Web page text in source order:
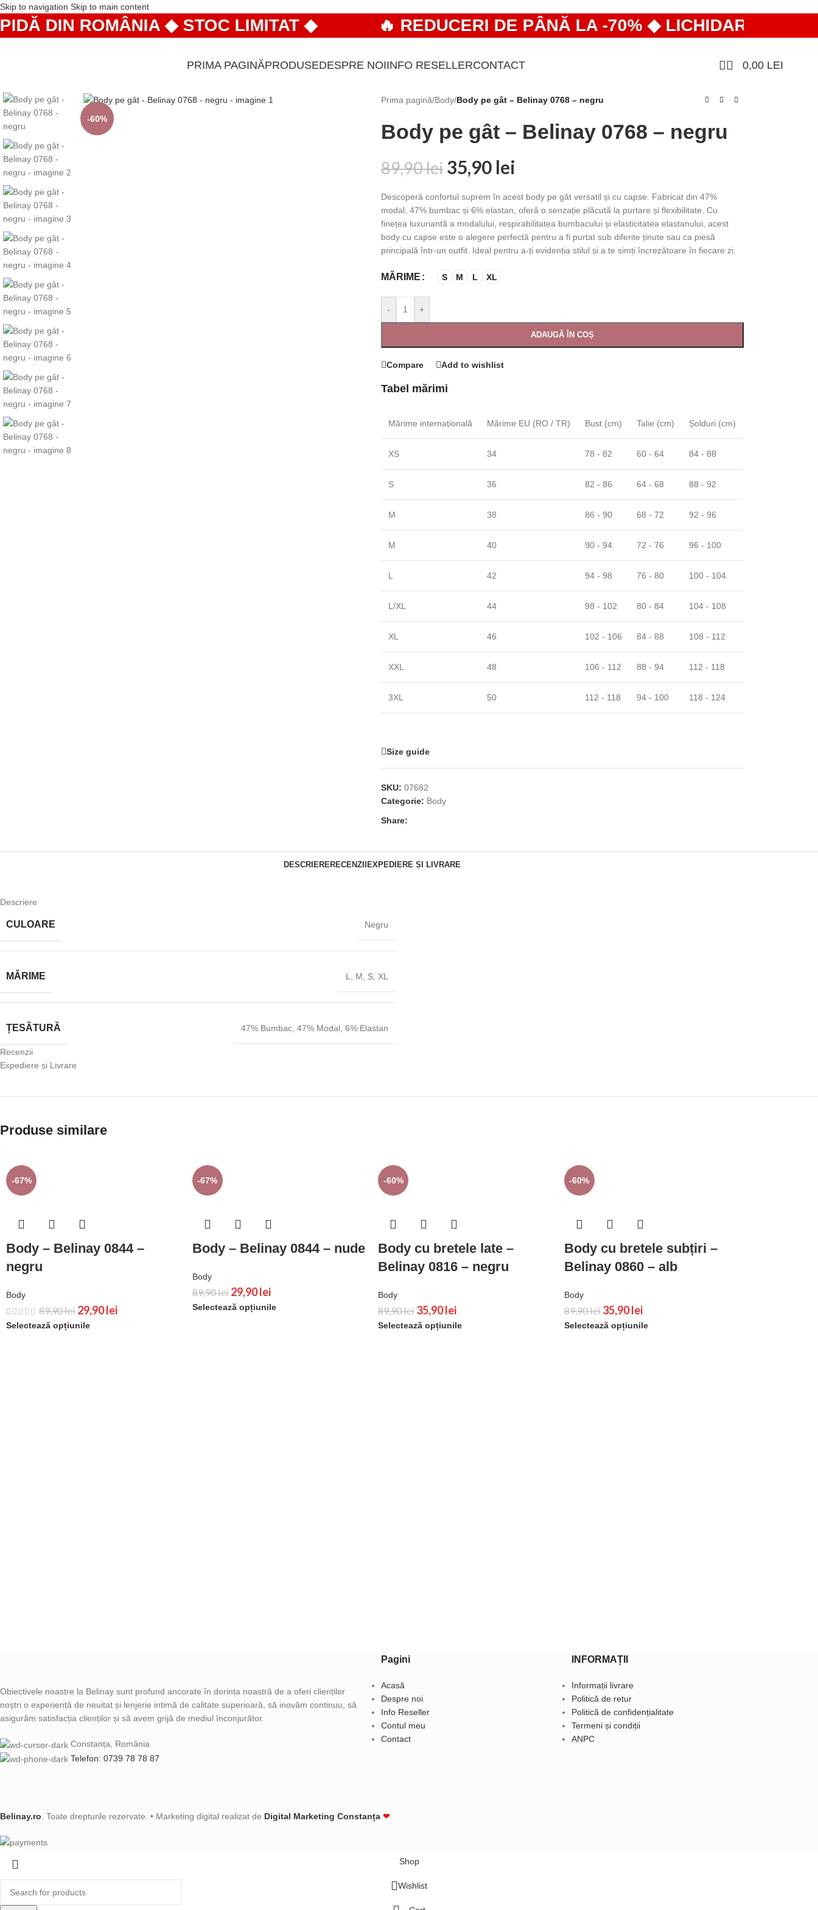
Skip to navigation Skip to main content
DIN ROMÂNIA ◆ STOC LIMITAT ◆ 🔥 REDUCERI DE PÂNĂ LA -70% ◆ LICHIDARE DE
PRIMA PAGINĂPRODUSEDESPRE NOIINFO RESELLERCONTACT 0,00 LEI
-60%
Prima pagină/Body/Body pe gât – Belinay 0768 – negru
Body pe gât – Belinay 0768 – negru
89,90lei 35,90 lei
Descoperă confortul suprem în acest body pe gât versatil și cu capse. Fabricat din 47%
modal, 47% bumbac și 6% elastan, oferă o senzație plăcută la purtare și flexibilitate. Cu
finețea luxuriantă a modalului, respirabilitatea bumbacului și elasticitatea elastanului, acest
body cu capse este o alegere perfectă pentru a fi purtat sub diferite ținute sau ca piesă
principală într-un outfit. Ideal pentru a-ți evidenția stilul și a te simți încrezătoare în fiecare zi.
MĂRIME S M L XL
- +
ADAUGĂ ÎN COȘ
Compare Add to wishlist
Tabel mărimi
Mărime internațională Mărime EU (RO / TR) Bust (cm) Talie (cm) Șolduri (cm)
XS 34 78 - 82 60 - 64 84 - 88
S 36 82 - 86 64 - 68 88 - 92
M 38 86 - 90 68 - 72 92 - 96
M 40 90 - 94 72 - 76 96 - 100
L 42 94 - 98 76 - 80 100 - 104
L/XL 44 98 - 102 80 - 84 104 - 108
XL 46 102 - 106 84 - 88 108 - 112
XXL 48 106 - 112 88 - 94 112 - 118
3XL 50 112 - 118 94 - 100 118 - 124
Size guide
SKU: 07682
Categorie: Body
Share:
DESCRIERERECENZIIEXPEDIERE ȘI LIVRARE
Descriere
CULOARE Negru
MĂRIME L M S XL
ȚESĂTURĂ 47% Bumbac 47% Modal 6% Elastan
Recenzii
Expediere și Livrare
Produse similare
-67%
Body – Belinay 0844 –
negru
Body
89,90lei 29,90lei
Selectează opțiunile
-67%
Body – Belinay 0844 – nude
Body
89,90lei 29,90lei
Selectează opțiunile
-60%
Body cu bretele late –
Belinay 0816 – negru
Body
89,90lei 35,90lei
Selectează opțiunile
-60%
Body cu bretele subțiri –
Belinay 0860 – alb
Body
89,90lei 35,90lei
Selectează opțiunile
Obiectivele noastre la Belinay sunt profund ancorate în dorința noastră de a oferi clienților
noștri o experiență de neuitat și lenjerie intimă de calitate superioară, să inovăm continuu, să
asigurăm satisfacția clienților și să avem grijă de mediul înconjurător.
Constanța, România
Telefon: 0739 78 78 87
Pagini
Acasă
Despre noi
Info Reseller
Contul meu
Contact
INFORMAȚII
Informații livrare
Politică de retur
Politică de confidențialitate
Termeni și condiții
ANPC
Belinay.ro . Toate drepturile rezervate. • Marketing digital realizat de Digital Marketing Constanța ❤
Shop
Wishlist